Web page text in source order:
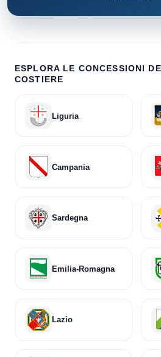
ESPLORA LE CONCESSIONI
COSTIERE
Liguria
Campania
Sardegna
Emilia-Romagna
Lazio